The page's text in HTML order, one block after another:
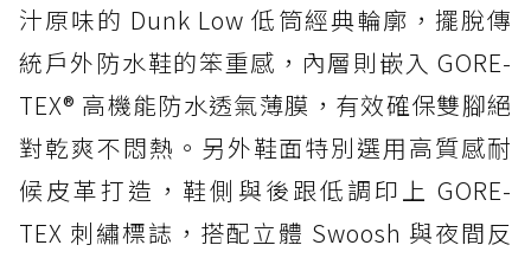
汁原味的 Dunk Low 低筒經典輪廓，擺脫傳
統戶外防水鞋的笨重感，內層則嵌入 GORE-
TEX® 高機能防水透氣薄膜，有效確保雙腳絕
對乾爽不悶熱。另外鞋面特別選用高質感耐
候皮革打造，鞋側與後跟低調印上 GORE-
TEX 刺繡標誌，搭配立體 Swoosh 與夜間反